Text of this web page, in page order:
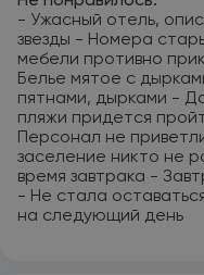
- Ужасный отель,
звезды - Номера
мебели противно
Белье мятое с
пятнами, дырками -
пляжи придется
Персонал не
заселение никто не
время завтрака -
- Не стала
на следующий день